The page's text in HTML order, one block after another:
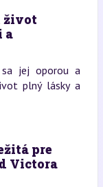
život
a
sa jej oporou a
plný lásky a
pre
Victora